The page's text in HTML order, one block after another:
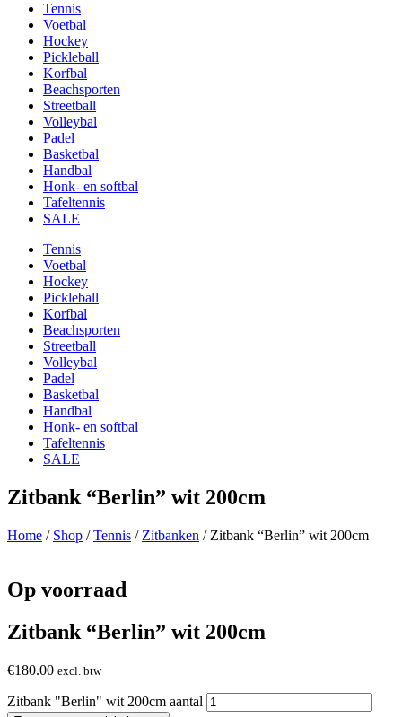
Tennis
Voetbal
Hockey
Pickleball
Korfbal
Beachsporten
Streetball
Volleybal
Padel
Basketbal
Handbal
Honk- en softbal
Tafeltennis
SALE
Tennis
Voetbal
Hockey
Pickleball
Korfbal
Beachsporten
Streetball
Volleybal
Padel
Basketbal
Handbal
Honk- en softbal
Tafeltennis
SALE
Zitbank “Berlin” wit 200cm
Home / Shop /Tennis / Zitbanken / Zitbank “Berlin” wit 200cm
Op voorraad
Zitbank “Berlin” wit 200cm
€180.00 excl. btw
Zitbank "Berlin" wit 200cm aantal